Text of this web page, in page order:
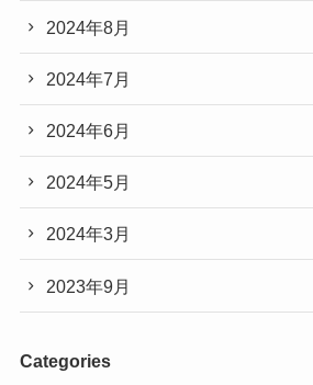
2024年8月
2024年7月
2024年6月
2024年5月
2024年3月
2023年9月
Categories